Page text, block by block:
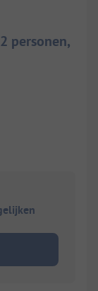
personen,